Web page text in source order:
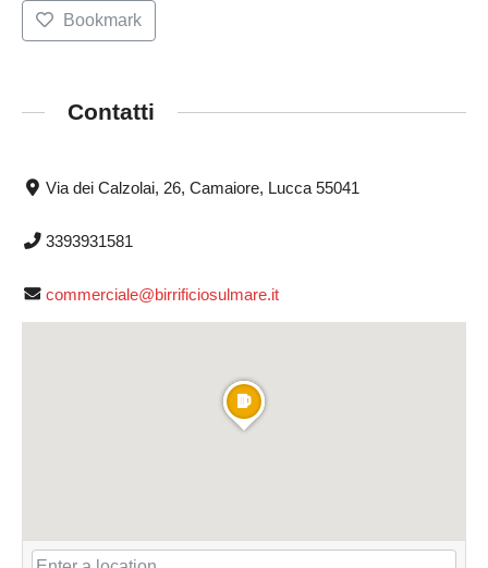
Bookmark
Contatti
Via dei Calzolai, 26, Camaiore, Lucca 55041
3393931581
commerciale@birrificiosulmare.it